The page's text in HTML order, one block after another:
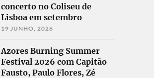
concerto no Coliseu de
Lisboa em setembro
19 JUNHO, 2026
Azores Burning Summer
Festival 2026 com Capitão
Fausto, Paulo Flores, Zé